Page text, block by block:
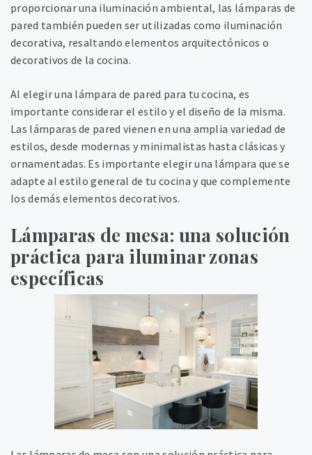
proporcionar una iluminación ambiental, las lámparas de
pared también pueden ser utilizadas como iluminación
decorativa, resaltando elementos arquitectónicos o
decorativos de la cocina.
Al elegir una lámpara de pared para tu cocina, es
importante considerar el estilo y el diseño de la misma.
Las lámparas de pared vienen en una amplia variedad de
estilos, desde modernas y minimalistas hasta clásicas y
ornamentadas. Es importante elegir una lámpara que se
adapte al estilo general de tu cocina y que complemente
los demás elementos decorativos.
Lámparas de mesa: una solución
práctica para iluminar zonas
específicas